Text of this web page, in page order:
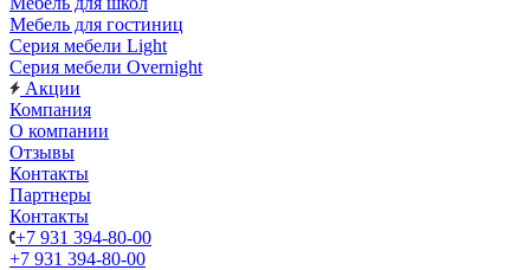
Мебель для гостиниц
Серия мебели Light
Серия мебели Overnight
Акции
Компания
О компании
Отзывы
Контакты
Партнеры
Контакты
+7 931 394-80-00
+7 931 394-80-00